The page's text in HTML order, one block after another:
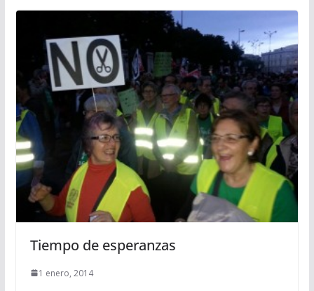
Tiempo de esperanzas
1 enero, 2014